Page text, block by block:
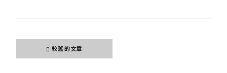
文
章
較舊的文章